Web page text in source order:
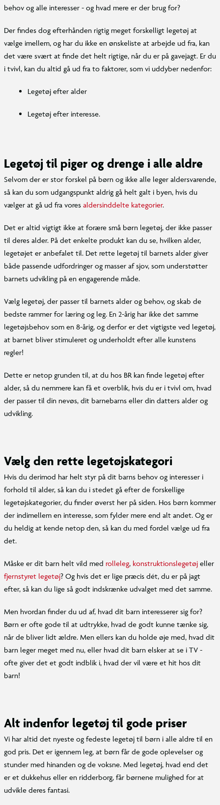
behov og alle interesser - og hvad mere er der brug for?
Der findes dog efterhånden rigtig meget forskelligt legetøj at
vælge imellem, og har du ikke en ønskeliste at arbejde ud fra, kan
det være svært at finde det helt rigtige, når du er på gavejagt. Er du
i tvivl, kan du altid gå ud fra to faktorer, som vi uddyber nedenfor:
Legetøj efter alder
Legetøj efter interesse.
Legetøj til piger og drenge i alle aldre
Selvom der er stor forskel på børn og ikke alle leger aldersvarende,
så kan du som udgangspunkt aldrig gå helt galt i byen, hvis du
vælger at gå ud fra vores aldersinddelte kategorier.
Det er altid vigtigt ikke at forære små børn legetøj, der ikke passer
til deres alder. På det enkelte produkt kan du se, hvilken alder,
legetøjet er anbefalet til. Det rette legetøj til barnets alder giver
både passende udfordringer og masser af sjov, som understøtter
barnets udvikling på en engagerende måde.
Vælg legetøj, der passer til barnets alder og behov, og skab de
bedste rammer for læring og leg. En 2-årig har ikke det samme
legetøjsbehov som en 8-årig, og derfor er det vigtigste ved legetøj,
at barnet bliver stimuleret og underholdt efter alle kunstens
regler!
Dette er netop grunden til, at du hos BR kan finde legetøj efter
alder, så du nemmere kan få et overblik, hvis du er i tvivl om, hvad
der passer til din nevøs, dit barnebarns eller din datters alder og
udvikling.
Vælg den rette legetøjskategori
Hvis du derimod har helt styr på dit barns behov og interesser i
forhold til alder, så kan du i stedet gå efter de forskellige
legetøjskategorier, du finder øverst her på siden. Hos børn kommer
der indimellem en interesse, som fylder mere end alt andet. Og er
du heldig at kende netop den, så kan du med fordel vælge ud fra
det.
Måske er dit barn helt vild med rolleleg, konstruktionslegetøj eller
fjernstyret legetøj? Og hvis det er lige præcis dét, du er på jagt
efter, så kan du lige så godt indskrænke udvalget med det samme.
Men hvordan finder du ud af, hvad dit barn interesserer sig for?
Børn er ofte gode til at udtrykke, hvad de godt kunne tænke sig,
når de bliver lidt ældre. Men ellers kan du holde øje med, hvad dit
barn leger meget med nu, eller hvad dit barn elsker at se i TV -
ofte giver det et godt indblik i, hvad der vil være et hit hos dit
barn!
Alt indenfor legetøj til gode priser
Vi har altid det nyeste og fedeste legetøj til børn i alle aldre til en
god pris. Det er igennem leg, at børn får de gode oplevelser og
stunder med hinanden og de voksne. Med legetøj, hvad end det
er et dukkehus eller en ridderborg, får børnene mulighed for at
udvikle deres fantasi.